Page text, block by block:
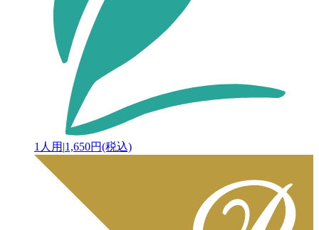
1人用 |1,650円(税込)